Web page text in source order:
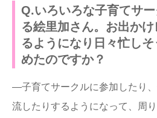
Q.いろいろな子育てサ
る絵里加さん。お出か
るようになり日々忙し
めたのですか？
―子育てサークルに参加したり
流したりするようになって、周